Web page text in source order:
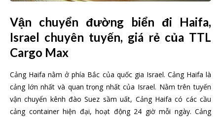
Vận chuyển đường biển đi Haifa,
Israel chuyên tuyến, giá rẻ của TTL
Cargo Max
Cảng Haifa nằm ở phía Bắc của quốc gia Israel. Cảng Haifa là
cảng lớn nhất và quan trọng nhất của Israel. Nằm trên tuyến
vận chuyển kênh đào Suez sầm uất, Cảng Haifa có các cầu
cảng container hiện đại, hoạt động 24 giờ mỗi ngày. Cảng